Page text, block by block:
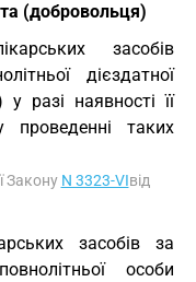
(добровольця)
засобів
дієздатної
разі наявності її
таких
Закону N 3323-VIвід
засобів за
особи